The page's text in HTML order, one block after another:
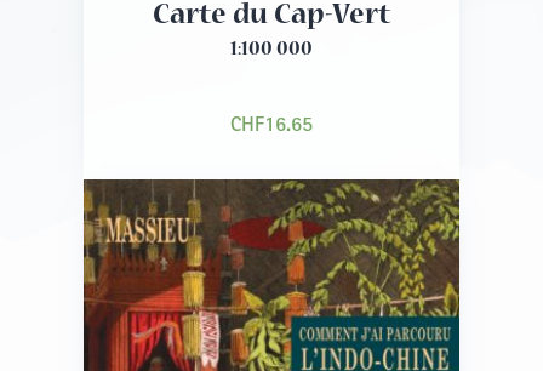
Carte du Cap-Vert
1:100 000
CHF16.65